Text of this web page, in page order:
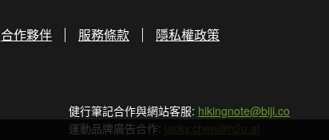
合作夥伴 服務條款 隱私權政策
健行筆記合作與網站客服: hikingnote@biji.co
運動品牌廣告合作: jacky.chen@h2u.ai